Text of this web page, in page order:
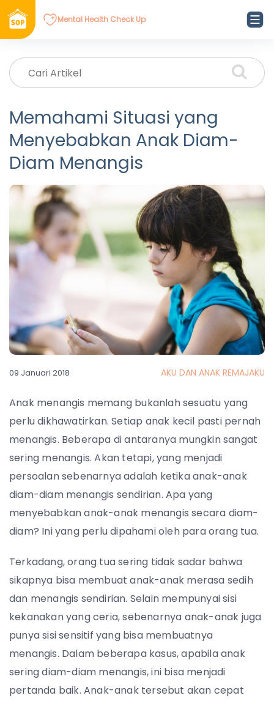
Mental Health Check Up
Memahami Situasi yang
Menyebabkan Anak Diam-
Diam Menangis
09 Januari 2018 AKU DAN ANAK REMAJAKU
Anak menangis memang bukanlah sesuatu yang
perlu dikhawatirkan. Setiap anak kecil pasti pernah
menangis. Beberapa di antaranya mungkin sangat
sering menangis. Akan tetapi, yang menjadi
persoalan sebenarnya adalah ketika anak-anak
diam-diam menangis sendirian. Apa yang
menyebabkan anak-anak menangis secara diam-
diam? Ini yang perlu dipahami oleh para orang tua.
Terkadang, orang tua sering tidak sadar bahwa
sikapnya bisa membuat anak-anak merasa sedih
dan menangis sendirian. Selain mempunyai sisi
kekanakan yang ceria, sebenarnya anak-anak juga
punya sisi sensitif yang bisa membuatnya
menangis. Dalam beberapa kasus, apabila anak
sering diam-diam menangis, ini bisa menjadi
pertanda baik. Anak-anak tersebut akan cepat